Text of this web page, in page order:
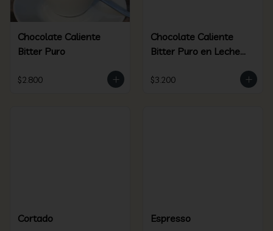
Chocolate Caliente
Bitter Puro
$2.800
Chocolate Caliente
Bitter Puro en Leche
$3.200
Cortado Espresso